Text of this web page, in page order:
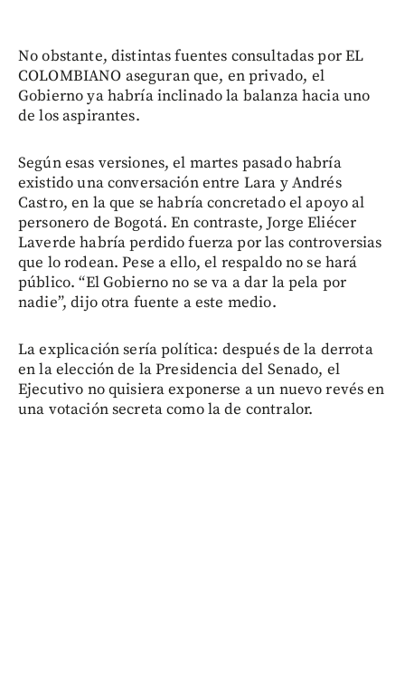
No obstante, distintas fuentes consultadas por EL
COLOMBIANO aseguran que, en privado, el
Gobierno ya habría inclinado la balanza hacia uno
de los aspirantes.
Según esas versiones, el martes pasado habría
existido una conversación entre Lara y Andrés
Castro, en la que se habría concretado el apoyo al
personero de Bogotá. En contraste, Jorge Eliécer
Laverde habría perdido fuerza por las controversias
que lo rodean. Pese a ello, el respaldo no se hará
público. “El Gobierno no se va a dar la pela por
nadie”, dijo otra fuente a este medio.
La explicación sería política: después de la derrota
en la elección de la Presidencia del Senado, el
Ejecutivo no quisiera exponerse a un nuevo revés en
una votación secreta como la de contralor.